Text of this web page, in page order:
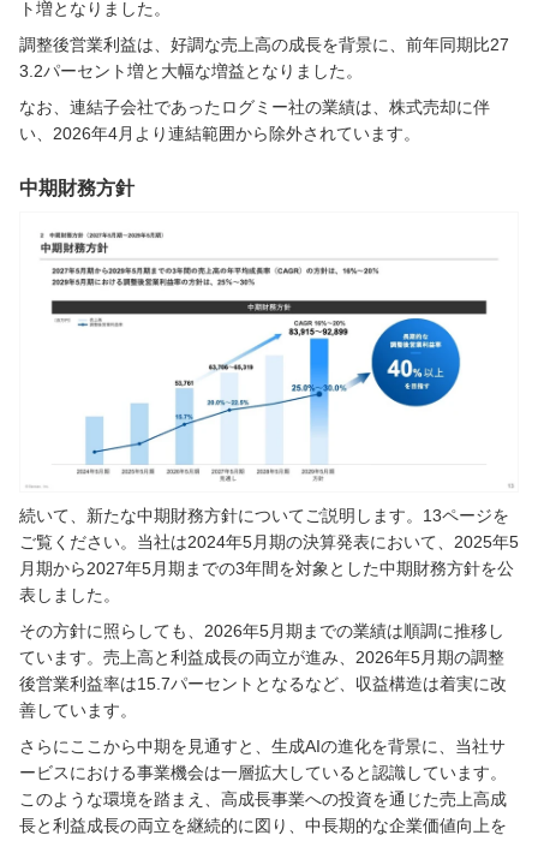
ト増となりました。
調整後営業利益は、好調な売上高の成長を背景に、前年同期比27
3.2パーセント増と大幅な増益となりました。
なお、連結子会社であったログミー社の業績は、株式売却に伴
い、2026年4月より連結範囲から除外されています。
中期財務方針
続いて、新たな中期財務方針についてご説明します。13ページを
ご覧ください。当社は2024年5月期の決算発表において、2025年5
月期から2027年5月期までの3年間を対象とした中期財務方針を公
表しました。
その方針に照らしても、2026年5月期までの業績は順調に推移し
ています。売上高と利益成長の両立が進み、2026年5月期の調整
後営業利益率は15.7パーセントとなるなど、収益構造は着実に改
善しています。
さらにここから中期を見通すと、生成AIの進化を背景に、当社サ
ービスにおける事業機会は一層拡大していると認識しています。
このような環境を踏まえ、高成長事業への投資を通じた売上高成
長と利益成長の両立を継続的に図り、中長期的な企業価値向上を